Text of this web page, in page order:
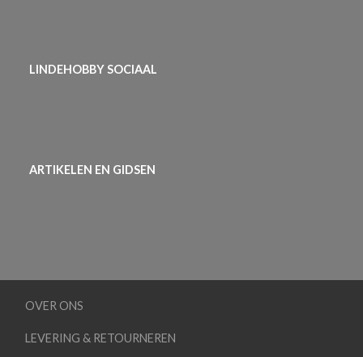
LINDEHOBBY SOCIAAL
ARTIKELEN EN GIDSEN
OVER ONS
LEVERING & RETOURNEREN